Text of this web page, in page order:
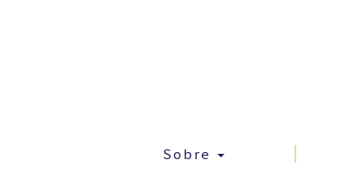
Sobre